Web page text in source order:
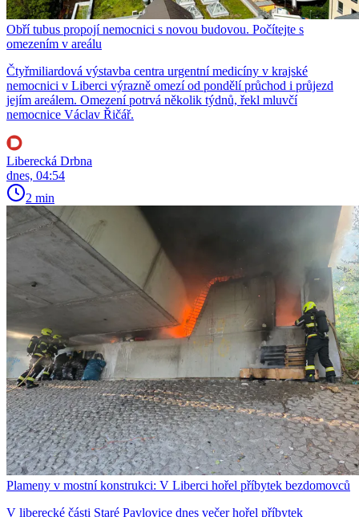
Obří tubus propojí nemocnici s novou budovou. Počítejte s
omezením v areálu
Čtyřmiliardová výstavba centra urgentní medicíny v krajské
nemocnici v Liberci výrazně omezí od pondělí průchod i průjezd
jejím areálem. Omezení potrvá několik týdnů, řekl mluvčí
nemocnice Václav Řičář.
Liberecká Drbna
dnes, 04:54
2 min
Plameny v mostní konstrukci: V Liberci hořel příbytek bezdomovců
V liberecké části Staré Pavlovice dnes večer hořel příbytek